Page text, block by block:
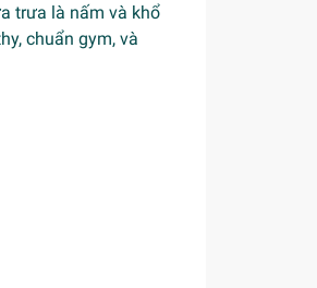
trưa là nấm và khổ
chuẩn gym, và